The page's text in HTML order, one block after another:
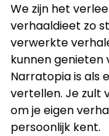
We zijn het
verhaaldieet zo
verwerkte
kunnen genieten
Narratopia is als
vertellen. Je zult
om je eigen
persoonlijk kent.